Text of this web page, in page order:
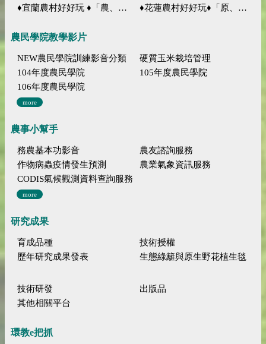
♦宜蘭農村好好玩 ♦「農、藝、山、水」四條遊程推薦 ♦花蓮農村好好玩♦「原、生、慢、活」四條遊程推薦
農民學院教學影片
NEW農民學院訓練影音分類
硬質玉米栽培管理
104年度農民學院
105年度農民學院
106年度農民學院
more
農事小幫手
務農基本功影音
農友諮詢服務
作物病蟲疫情發生預測
農業氣象資訊服務
CODIS氣候觀測資料查詢服務
more
研究成果
育成品種
技術授權
歷年研究成果發表
生態綠籬與原生野花植生毯
技術研發
出版品
其他相關平台
環教e把抓